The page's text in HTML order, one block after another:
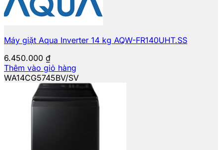
Máy giặt Aqua Inverter 14 kg AQW-FR140UHT.SS
6.450.000 ₫
Thêm vào giỏ hàng
WA14CG5745BV/SV